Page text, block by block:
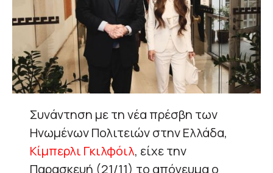
Συνάντηση με τη νέα πρέσβη των
Ηνωμένων Πολιτειών στην Ελλάδα,
Κίμπερλι Γκιλφόιλ, είχε την
Παρασκευή (21/11) το απόγευμα ο